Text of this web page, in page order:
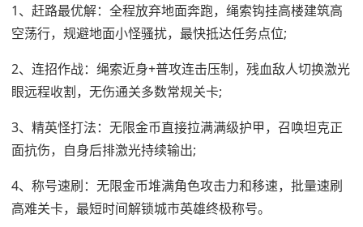
1、赶路最优解：全程放弃地面奔跑，绳索钩挂高楼建筑高
空荡行，规避地面小怪骚扰，最快抵达任务点位;
2、连招作战：绳索近身+普攻连击压制，残血敌人切换激光
眼远程收割，无伤通关多数常规关卡;
3、精英怪打法：无限金币直接拉满满级护甲，召唤坦克正
面抗伤，自身后排激光持续输出;
4、称号速刷：无限金币堆满角色攻击力和移速，批量速刷
高难关卡，最短时间解锁城市英雄终极称号。